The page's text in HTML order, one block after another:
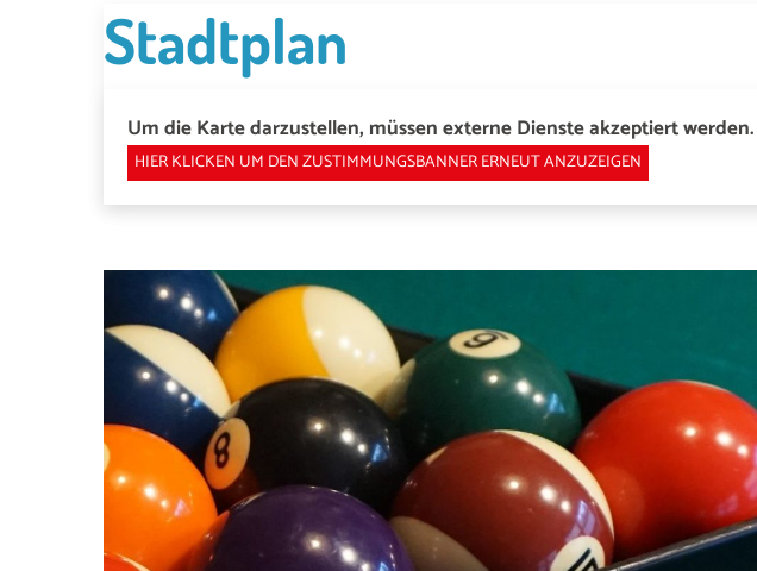
Stadtplan
Um die Karte darzustellen, müssen externe Dienste akzeptiert werden.
HIER KLICKEN UM DEN ZUSTIMMUNGSBANNER ERNEUT ANZUZEIGEN